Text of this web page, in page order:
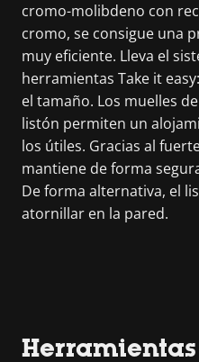
cromo-molibdeno con
cromo, se consigue una
muy eficiente. Lleva el
herramientas Take it
el tamaño. Los muelles
listón permiten un
los útiles. Gracias al
mantiene de forma
De forma alternativa, el
atornillar en la pared.